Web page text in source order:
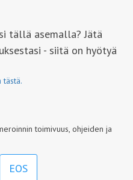
tällä asemalla? Jätä
- siitä on hyötyä
tästä.
toimivuus, ohjeiden ja
EOS